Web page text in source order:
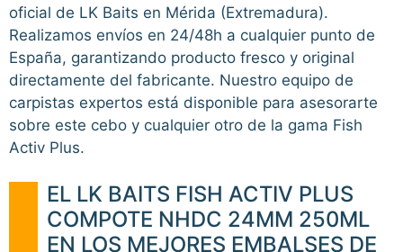
oficial de LK Baits en Mérida (Extremadura).
Realizamos envíos en 24/48h a cualquier punto de
España, garantizando producto fresco y original
directamente del fabricante. Nuestro equipo de
carpistas expertos está disponible para asesorarte
sobre este cebo y cualquier otro de la gama Fish
Activ Plus.
EL LK BAITS FISH ACTIV PLUS
COMPOTE NHDC 24MM 250ML
EN LOS MEJORES EMBALSES DE